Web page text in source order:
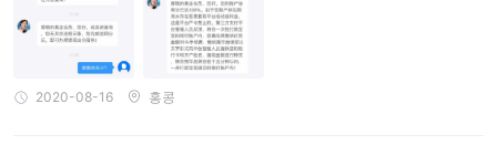
스를 제공합니다. 이를 통해 고객은 모바일 장치에서 편리하게 계정
을 관리 할 수 있습니다. 고객은 또한 주요 시장 정보, 환율, 구조화
된 투자 상품 등에 대한 정보에 액세스 할 수 있습니다.
기업 및 중소기업 은행을위한:
2020-08-16 홍콩